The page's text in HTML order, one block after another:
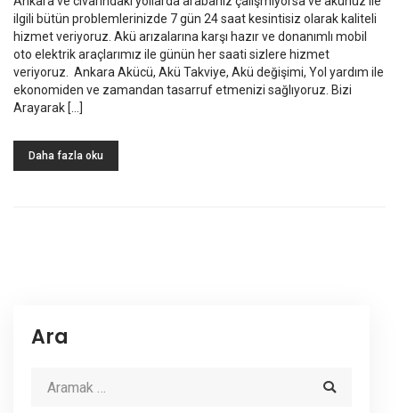
ilgili bütün problemlerinizde 7 gün 24 saat kesintisiz olarak kaliteli
hizmet veriyoruz. Akü arızalarına karşı hazır ve donanımlı mobil
oto elektrik araçlarımız ile günün her saati sizlere hizmet
veriyoruz. Ankara Akücü, Akü Takviye, Akü değişimi, Yol yardım ile
ekonomiden ve zamandan tasarruf etmenizi sağlıyoruz. Bizi
Arayarak […]
Daha fazla oku
Ara